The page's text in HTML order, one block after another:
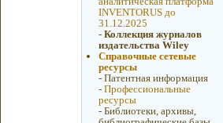
INVENTORUS до
31.12.2025
- Коллекция журналов
издательства Wiley
Справочные сетевые
ресурсы
- Патентная информация
- Профессиональные
ресурсы
- Библиотеки, архивы,